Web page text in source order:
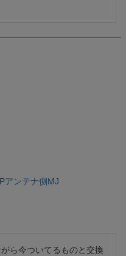
アンテナ側MJ
ら今ついてるものと交換